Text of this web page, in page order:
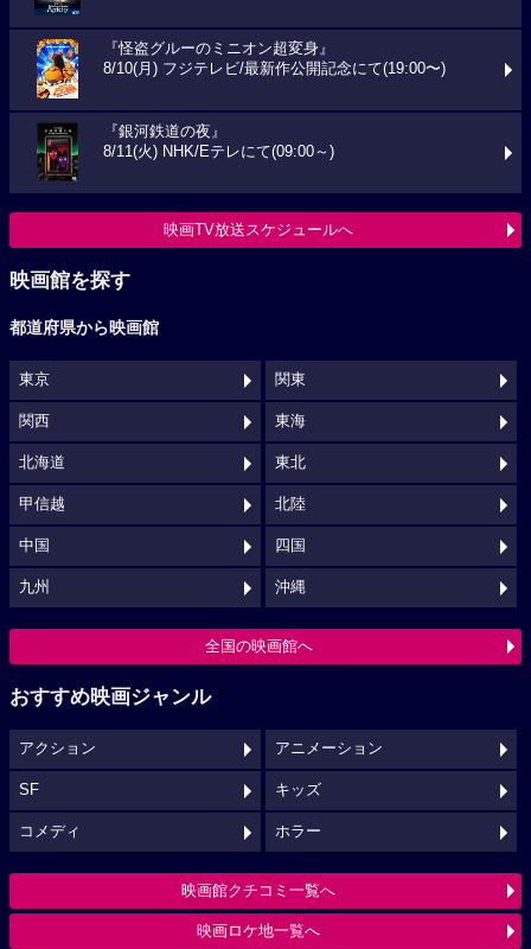
『怪盗グルーのミニオン超変身』
8/10(月) フジテレビ/最新作公開記念にて(19:00〜)
『銀河鉄道の夜』
8/11(火) NHK/Eテレにて(09:00～)
映画TV放送スケジュールへ
映画館を探す
都道府県から映画館
東京 関東
関西 東海
北海道 東北
甲信越 北陸
中国 四国
九州 沖縄
全国の映画館へ
おすすめ映画ジャンル
アクション アニメーション
SF キッズ
コメディ ホラー
映画館クチコミ一覧へ
映画ロケ地一覧へ